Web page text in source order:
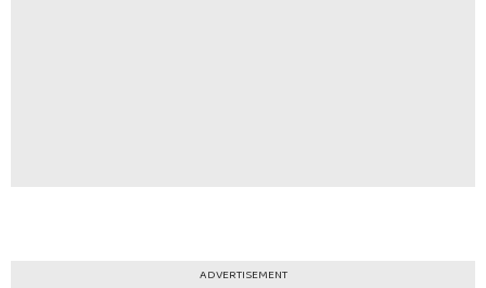
ADVERTISEMENT